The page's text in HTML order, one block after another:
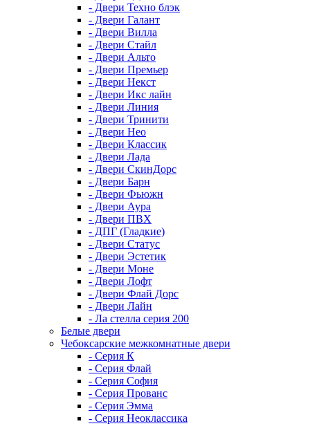
- Двери Техно блэк
- Двери Галант
- Двери Вилла
- Двери Стайл
- Двери Альто
- Двери Премьер
- Двери Некст
- Двери Икс лайн
- Двери Линия
- Двери Тринити
- Двери Нео
- Двери Классик
- Двери Лада
- Двери СкинДорс
- Двери Барн
- Двери Фьюжн
- Двери Аура
- Двери ПВХ
- ДПГ (Гладкие)
- Двери Статус
- Двери Эстетик
- Двери Моне
- Двери Лофт
- Двери Флай Дорс
- Двери Лайн
- Ла стелла серия 200
Белые двери
Чебоксарские межкомнатные двери
- Серия К
- Серия Флай
- Серия София
- Серия Прованс
- Серия Эмма
- Серия Неоклассика